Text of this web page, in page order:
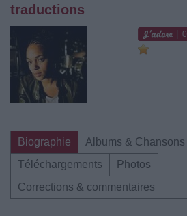
traductions
0
Biographie
Albums & Chansons
Téléchargements
Photos
Corrections & commentaires